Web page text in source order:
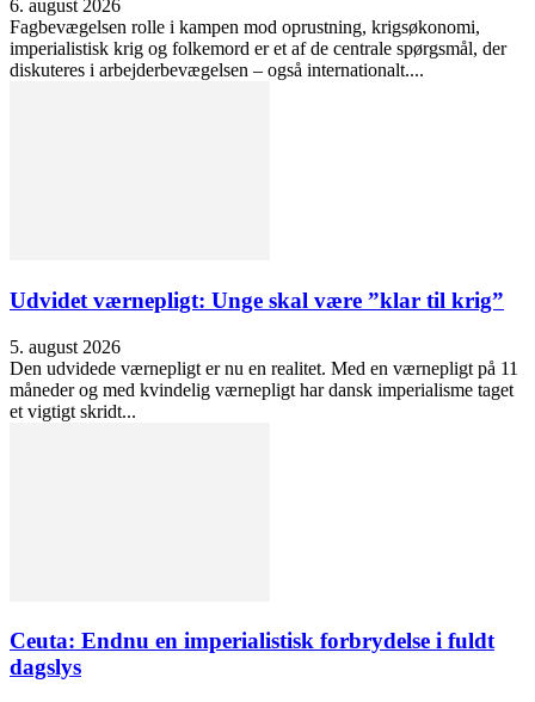
6. august 2026
Fagbevægelsen rolle i kampen mod oprustning, krigsøkonomi,
imperialistisk krig og folkemord er et af de centrale spørgsmål, der
diskuteres i arbejderbevægelsen – også internationalt....
Udvidet værnepligt: Unge skal være ”klar til krig”
5. august 2026
Den udvidede værnepligt er nu en realitet. Med en værnepligt på 11
måneder og med kvindelig værnepligt har dansk imperialisme taget
et vigtigt skridt...
Ceuta: Endnu en imperialistisk forbrydelse i fuldt
dagslys